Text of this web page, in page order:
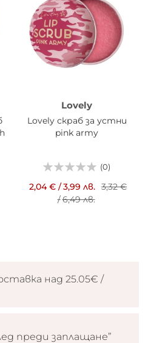
Lovely
Lovely скраб за устни
pink army
(0)
2,04 € /3,99 лв. 3,32 €
/6,49 лв.
над 25.05€ /
преди заплащане”